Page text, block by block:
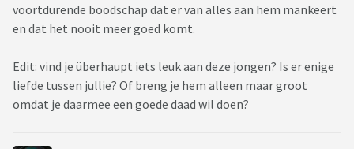
voortdurende boodschap dat er van alles aan hem mankeert
en dat het nooit meer goed komt.
Edit: vind je überhaupt iets leuk aan deze jongen? Is er enige
liefde tussen jullie? Of breng je hem alleen maar groot
omdat je daarmee een goede daad wil doen?